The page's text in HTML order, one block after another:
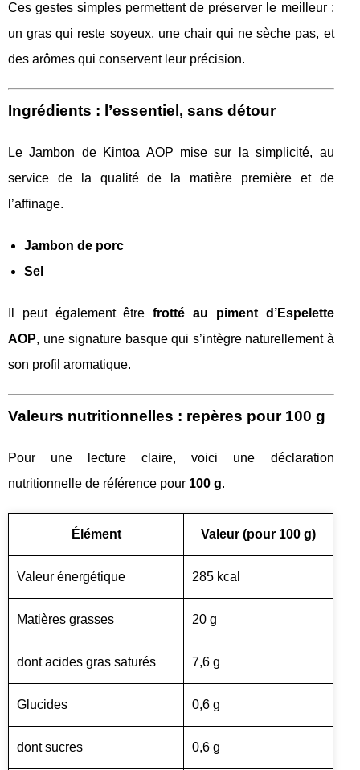
Ces gestes simples permettent de préserver le meilleur :
un gras qui reste soyeux, une chair qui ne sèche pas, et
des arômes qui conservent leur précision.
Ingrédients : l’essentiel, sans détour
Le Jambon de Kintoa AOP mise sur la simplicité, au
service de la qualité de la matière première et de
l’affinage.
Jambon de porc
Sel
Il peut également êtrefrotté au piment d’Espelette
AOP, une signature basque qui s’intègre naturellement à
son profil aromatique.
Valeurs nutritionnelles : repères pour 100 g
Pour une lecture claire, voici une déclaration
nutritionnelle de référence pour 100 g.
Élément Valeur (pour 100 g)
Valeur énergétique 285 kcal
Matières grasses 20 g
dont acides gras saturés 7,6 g
Glucides 0,6 g
dont sucres 0,6 g